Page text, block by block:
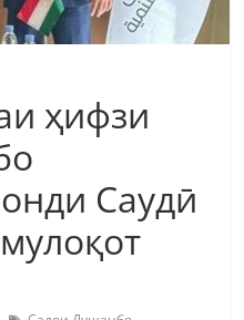
ҳифзи
Саудӣ